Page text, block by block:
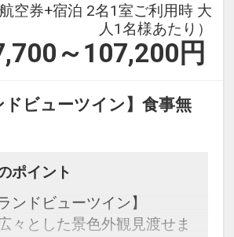
航空券+宿泊 2名1室ご利用時 大
人1名様あたり）
～107,200 円
ドビューツイン】食事無
ポイント
ンドビューツイン】
々とした景色外観見渡せま